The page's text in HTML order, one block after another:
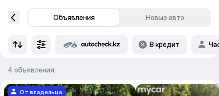
Объявления Новые авто
В кредит
4 объявления
От владельца